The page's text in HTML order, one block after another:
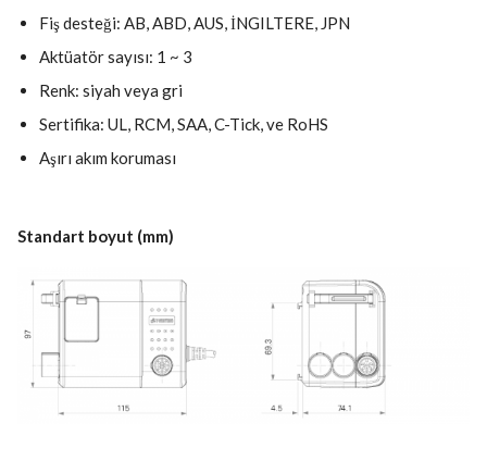
Fiş desteği: AB, ABD, AUS, İNGILTERE, JPN
Aktüatör sayısı: 1 ~ 3
Renk: siyah veya gri
Sertifika: UL, RCM, SAA, C-Tick, ve RoHS
Aşırı akım koruması
Standart boyut (mm)